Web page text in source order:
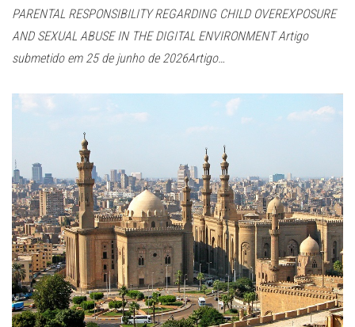
PARENTAL RESPONSIBILITY REGARDING CHILD OVEREXPOSURE
AND SEXUAL ABUSE IN THE DIGITAL ENVIRONMENT Artigo
submetido em 25 de junho de 2026Artigo…